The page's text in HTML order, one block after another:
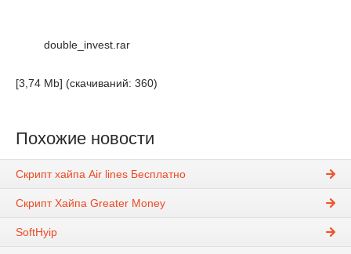
double_invest.rar
[3,74 Mb] (cкачиваний: 360)
Похожие новости
Скрипт хайпа Air lines Бесплатно
Скрипт Хайпа Greater Money
SoftHyip